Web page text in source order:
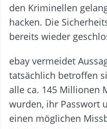
den Kriminellen
hacken. Die
bereits wieder
ebay vermeidet
tatsächlich betroffen
alle ca. 145 Millionen
wurden, ihr Passwort
einen möglichen